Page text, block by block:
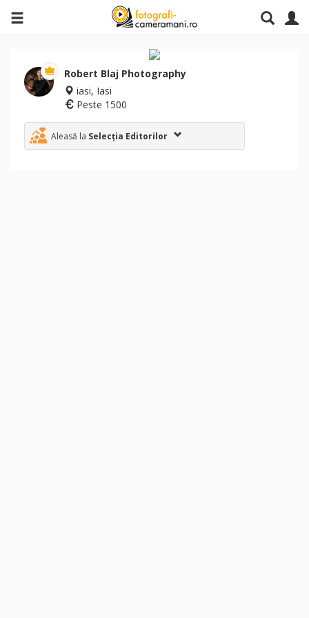
Robert Blaj Photography
iasi, Iasi
Peste 1500
Aleasă la Selecția Editorilor